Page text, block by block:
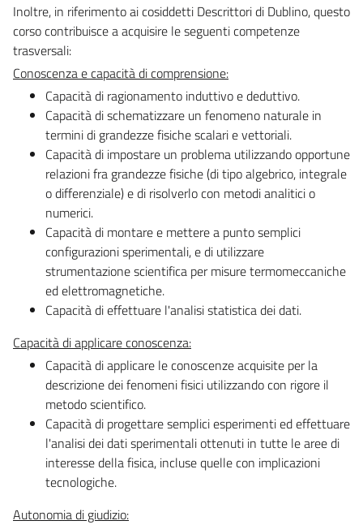
Inoltre, in riferimento ai cosiddetti Descrittori di Dublino, questo
corso contribuisce a acquisire le seguenti competenze
trasversali:
Conoscenza e capacità di comprensione:
Capacità di ragionamento induttivo e deduttivo.
Capacità di schematizzare un fenomeno naturale in
termini di grandezze fisiche scalari e vettoriali.
Capacità di impostare un problema utilizzando opportune
relazioni fra grandezze fisiche (di tipo algebrico, integrale
o differenziale) e di risolverlo con metodi analitici o
numerici.
Capacità di montare e mettere a punto semplici
configurazioni sperimentali, e di utilizzare
strumentazione scientifica per misure termomeccaniche
ed elettromagnetiche.
Capacità di effettuare l'analisi statistica dei dati.
Capacità di applicare conoscenza:
Capacità di applicare le conoscenze acquisite per la
descrizione dei fenomeni fisici utilizzando con rigore il
metodo scientifico.
Capacità di progettare semplici esperimenti ed effettuare
l'analisi dei dati sperimentali ottenuti in tutte le aree di
interesse della fisica, incluse quelle con implicazioni
tecnologiche.
Autonomia di giudizio: